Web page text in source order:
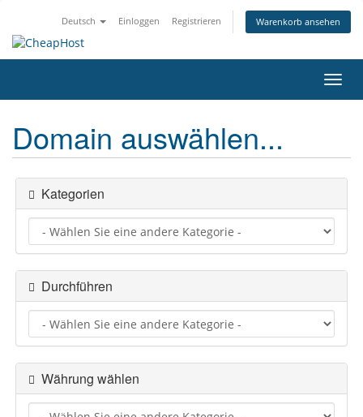
Deutsch Einloggen Registrieren Warenkorb ansehen
ein-/
Domain auswählen...
Kategorien
Durchführen
Währung wählen